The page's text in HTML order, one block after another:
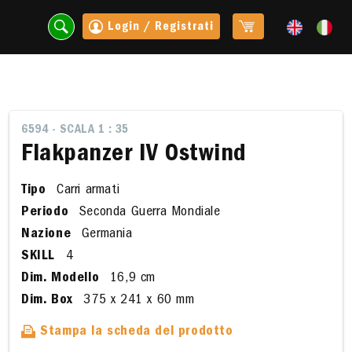
Login / Registrati
6594 - SCALA 1 : 35
Flakpanzer IV Ostwind
Tipo
Carri armati
Periodo
Seconda Guerra Mondiale
Nazione
Germania
SKILL
4
Dim. Modello
16,9 cm
Dim. Box
375 x 241 x 60 mm
Stampa la scheda del prodotto